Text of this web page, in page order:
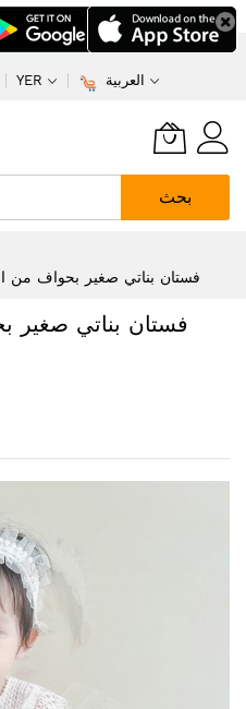
YER العربية
بحث
فستان بناتي صغير بحواف من
فستان بناتي صغير